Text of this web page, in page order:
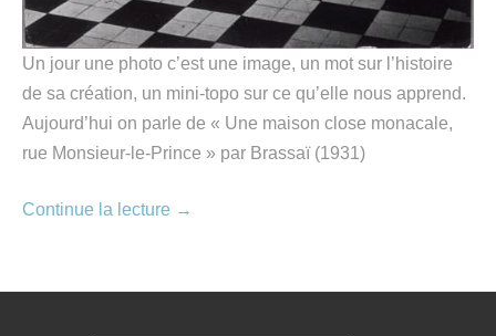
Un jour une photo c’est une image, un mot sur l’histoire
de sa création, un mini-topo sur ce qu’elle nous apprend.
Aujourd’hui on parle de « Une maison close monacale,
rue Monsieur-le-Prince » par Brassaï (1931)
Continue la lecture →